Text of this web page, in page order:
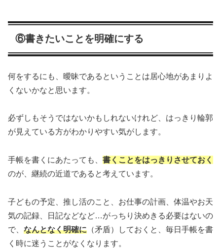
⑥書きたいことを明確にする
何をするにも、曖昧であるということは居心地があまりよ
くないかなと思います。
必ずしもそうではないかもしれないけれど、はっきり輪郭
が見えている方がわかりやすい気がします。
手帳を書くにあたっても、 書くことをはっきりさせておく
のが、継続の近道であると考えています。
子どもの予定、推し活のこと、お仕事の計画、体温やお天
気の記録、日記などなど…がっちり決めきる必要はないの
で、 なんとなく明確に （矛盾）しておくと、毎日手帳を書
く時に迷うことがなくなります。